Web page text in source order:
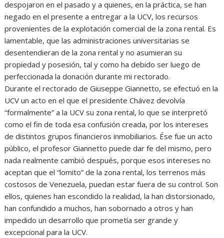
despojaron en el pasado y a quienes, en la práctica, se han
negado en el presente a entregar a la UCV, los recursos
provenientes de la explotación comercial de la zona rental. Es
lamentable, que las administraciones universitarias se
desentendieran de la zona rental y no asumieran su
propiedad y posesión, tal y como ha debido ser luego de
perfeccionada la donación durante mi rectorado.
Durante el rectorado de Giuseppe Giannetto, se efectuó en la
UCV un acto en el que el presidente Chávez devolvía
“formalmente” a la UCV su zona rental, lo que se interpretó
como el fin de toda esa confusión creada, por los intereses
de distintos grupos financieros inmobiliarios. Ése fue un acto
público, el profesor Giannetto puede dar fe del mismo, pero
nada realmente cambió después, porque esos intereses no
aceptan que el “lomito” de la zona rental, los terrenos más
costosos de Venezuela, puedan estar fuera de su control. Son
ellos, quienes han escondido la realidad, la han distorsionado,
han confundido a muchos, han sobornado a otros y han
impedido un desarrollo que prometía ser grande y
excepcional para la UCV.